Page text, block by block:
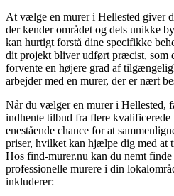
At vælge en murer i Hellested giver
der kender området og dets unikke
kan hurtigt forstå dine specifikke
dit projekt bliver udført præcist, som
forvente en højere grad af
arbejder med en murer, der er nært
Når du vælger en murer i Hellested,
indhente tilbud fra flere
enestående chance for at
priser, hvilket kan hjælpe dig med at
Hos find-murer.nu kan du nemt
professionelle murere i din
inkluderer: